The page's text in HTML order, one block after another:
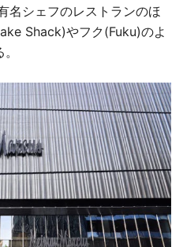
シェフのレストランのほ
Shack)やフク(Fuku)のよ